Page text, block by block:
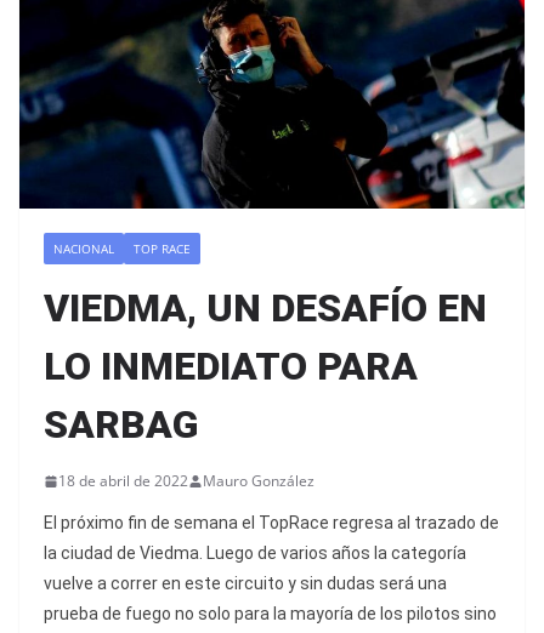
NACIONAL TOP RACE
VIEDMA, UN DESAFÍO EN
LO INMEDIATO PARA
SARBAG
18 de abril de 2022 Mauro González
El próximo fin de semana el TopRace regresa al trazado de
la ciudad de Viedma. Luego de varios años la categoría
vuelve a correr en este circuito y sin dudas será una
prueba de fuego no solo para la mayoría de los pilotos sino